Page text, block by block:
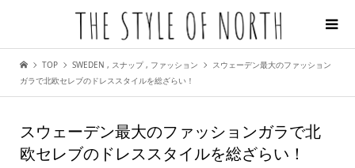
TOP SWEDEN , スナップ , ファッション
スウェーデン最大のファッション
ガラで北欧セレブのドレススタイルを総ざらい！
スウェーデン最大のファッションガラで北
欧セレブのドレススタイルを総ざらい！